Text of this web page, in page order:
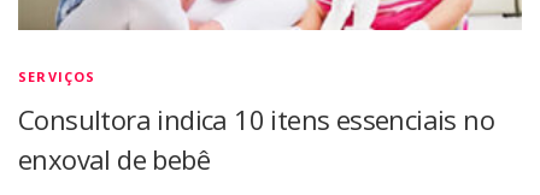
SERVIÇOS
Consultora indica 10 itens essenciais no
enxoval de bebê